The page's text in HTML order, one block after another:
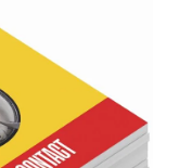
LinkedIn